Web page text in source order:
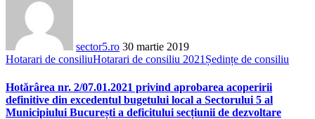
sector5.ro 30 martie 2019
Hotarari de consiliuHotarari de consiliu 2021Ședințe de consiliu
Hotărârea nr. 2/07.01.2021 privind aprobarea acoperirii
definitive din excedentul bugetului local a Sectorului 5 al
Municipiului București a deficitului secțiunii de dezvoltare